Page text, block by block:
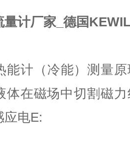
量计厂家_德国
能计（冷能）测量
体在磁场中切割磁
应电E: